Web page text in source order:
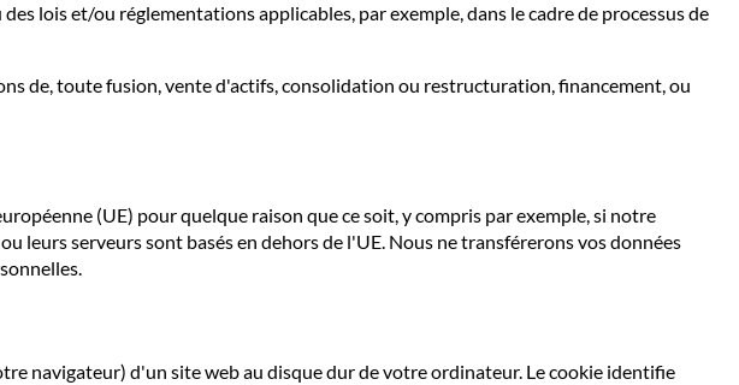
lois et/ou réglementations applicables, par exemple, dans le cadre de processus de
de, toute fusion, vente d'actifs, consolidation ou restructuration, financement, ou
(UE) pour quelque raison que ce soit, y compris par exemple, si notre
leurs serveurs sont basés en dehors de l'UE. Nous ne transférerons vos données
navigateur) d'un site web au disque dur de votre ordinateur. Le cookie identifie